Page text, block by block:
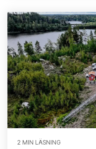
2 MIN LÄSNING